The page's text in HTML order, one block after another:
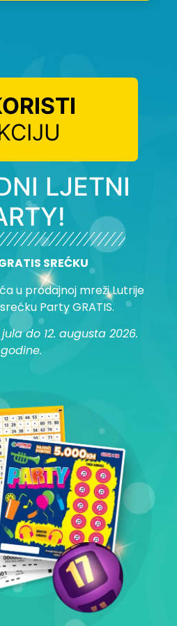
LJETNI
SREĆKU
u prodajnoj mreži Lutrije
Party GRATIS.
do 12. augusta 2026.
godine.